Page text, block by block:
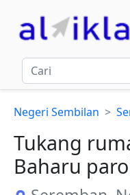
Negeri Sembilan
Tukang
Baharu